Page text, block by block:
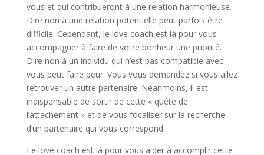
vous et qui contribueront à une relation harmonieuse.
Dire non à une relation potentielle peut parfois être
difficile. Cependant, le love coach est là pour vous
accompagner à faire de votre bonheur une priorité.
Dire non à un individu qui n’est pas compatible avec
vous peut faire peur. Vous vous demandez si vous allez
retrouver un autre partenaire. Néanmoins, il est
indispensable de sortir de cette « quête de
l’attachement » et de vous focaliser sur la recherche
d’un partenaire qui vous correspond.
Le love coach est là pour vous aider à accomplir cette